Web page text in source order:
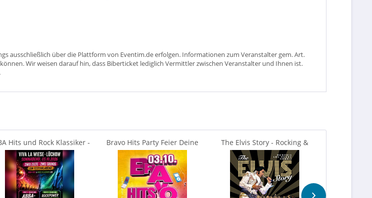
ausschließlich über die Plattform von Eventim.de erfolgen. Informationen zum Veranstalter gem. Art.
Wir weisen darauf hin, dass Biberticket lediglich Vermittler zwischen Veranstalter und Ihnen ist.
Hits und Rock Klassiker -
Live | ABBA...
Bravo Hits Party Feier Deine
Jugend | Capitol...
The Elvis Story - Rocking &
Symphonic feat. Bob...